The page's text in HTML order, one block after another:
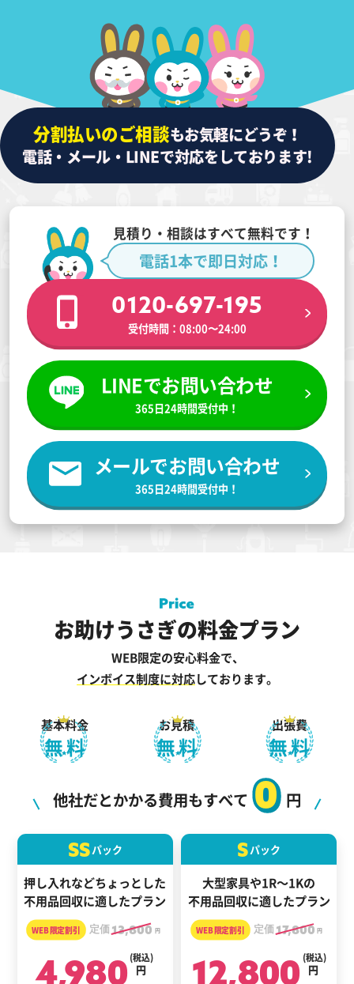
分割払いのご相談もお気軽にどうぞ！
電話・メール・LINEで対応をしております!
見積り・相談はすべて無料です！
電話1本で即日対応！
0120-697-195
受付時間：08:00〜24:00
LINEでお問い合わせ
365日24時間受付中！
メールでお問い合わせ
365日24時間受付中！
お助けうさぎの料金プラン
WEB限定の安心料金で、
インボイス制度に対応しております。
基本料金
無料
お見積
無料
出張費
無料
他社だとかかる費用もすべて
0
円
SSパック
押し入れなどちょっとした
不用品回収に適したプラン
定価13,800 円
4,980 円
(税込)
Sパック
大型家具や1R～1Kの
不用品回収に適したプラン
定価17,800 円
12,800 円
(税込)